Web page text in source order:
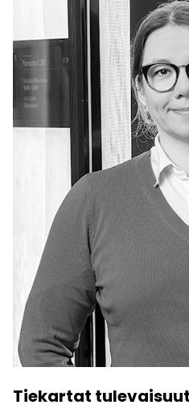
Tiekartat